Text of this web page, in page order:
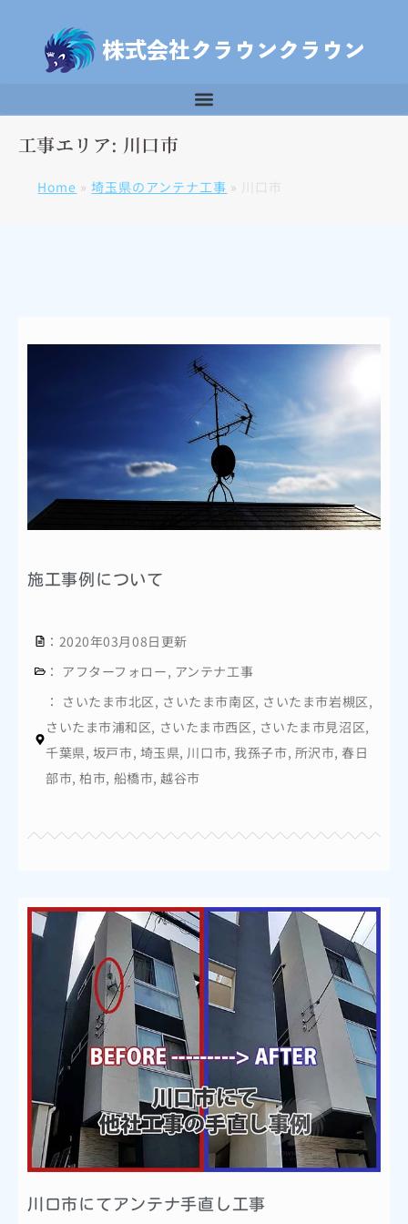
工事エリア: 川口市
Home »埼玉県のアンテナ工事 »
施工事例について
：2020年03月08日更新
： アフターフォロー, アンテナ工事
： さいたま市北区, さいたま市南区, さいたま市岩槻区,
さいたま市浦和区, さいたま市西区, さいたま市見沼区,
千葉県, 坂戸市, 埼玉県, 川口市,我孫子市, 所沢市,春日
部市,柏市, 船橋市,越谷市
川口市にてアンテナ手直し工事